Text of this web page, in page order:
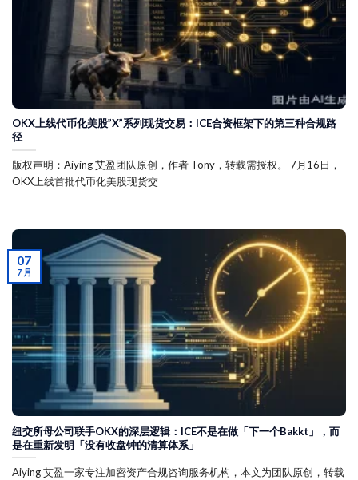
OKX上线代币化美股”X”系列现货交易：ICE合资框架下的第三种合规路
径
版权声明：Aiying 艾盈团队原创，作者 Tony，转载需授权。 7月16日，
OKX上线首批代币化美股现货交
纽交所母公司联手OKX的深层逻辑：ICE不是在做「下一个Bakkt」，而
是在重新发明「没有收盘钟的清算体系」
Aiying 艾盈一家专注加密资产合规咨询服务机构，本文为团队原创，转载
07
7 月